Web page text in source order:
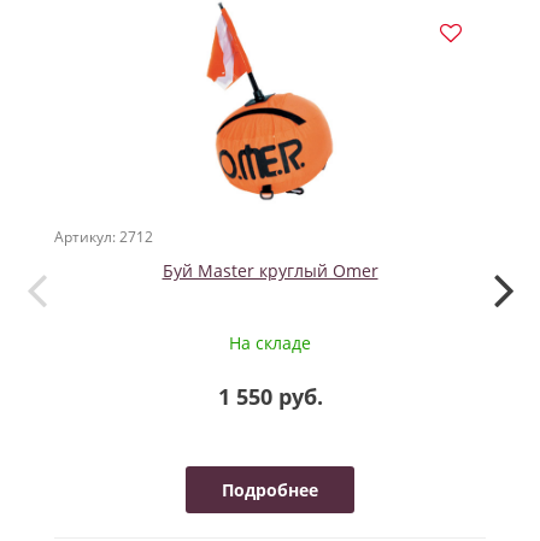
Артикул: 2712
Буй Master круглый Omer
На складе
1 550 руб.
Подробнее